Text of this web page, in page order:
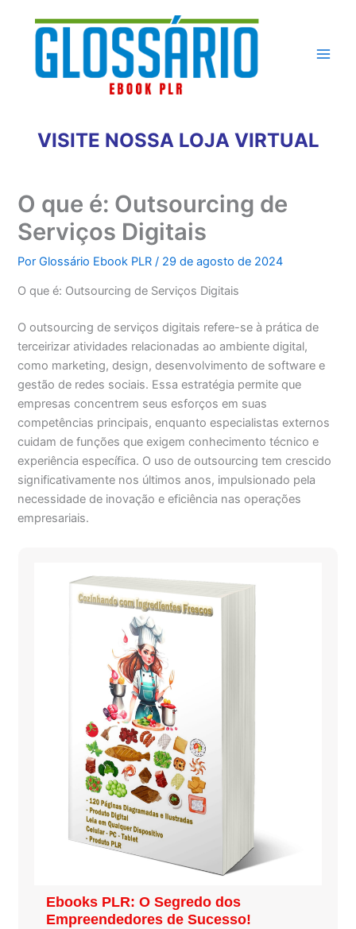
conteúdo
VISITE NOSSA LOJA VIRTUAL
O que é: Outsourcing de
Serviços Digitais
PorGlossário Ebook PLR/ 29 de agosto de 2024
O que é: Outsourcing de Serviços Digitais
O outsourcing de serviços digitais refere-se à prática de
terceirizar atividades relacionadas ao ambiente digital,
como marketing, design, desenvolvimento de software e
gestão de redes sociais. Essa estratégia permite que
empresas concentrem seus esforços em suas
competências principais, enquanto especialistas externos
cuidam de funções que exigem conhecimento técnico e
experiência específica. O uso de outsourcing tem crescido
significativamente nos últimos anos, impulsionado pela
necessidade de inovação e eficiência nas operações
empresariais.
Ebooks PLR: O Segredo dos
Empreendedores de Sucesso!